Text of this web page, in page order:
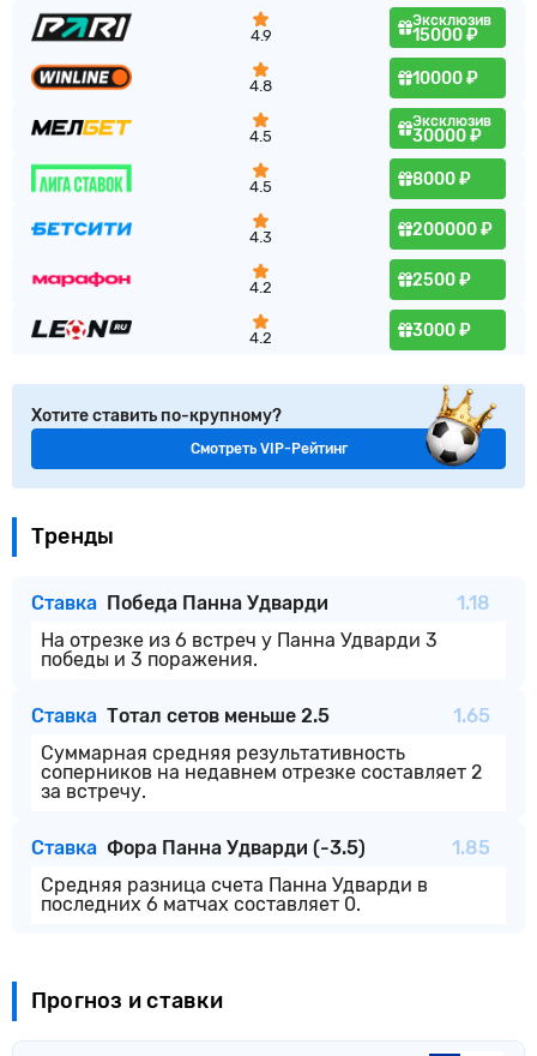
4.9
Эксклюзив
15000 ₽
4.8 10000 ₽
4.5
Эксклюзив
30000 ₽
4.5 8000 ₽
4.3 200000 ₽
4.2 2500 ₽
4.2 3000 ₽
Хотите ставить по-крупному?
Смотреть VIP-Рейтинг
Тренды
Ставка Победа Панна Удварди
1.18
На отрезке из 6 встреч у Панна Удварди 3
победы и 3 поражения.
Ставка Тотал сетов меньше 2.5
1.65
Суммарная средняя результативность
соперников на недавнем отрезке составляет 2
за встречу.
Ставка Фора Панна Удварди (-3.5)
1.85
Средняя разница счета Панна Удварди в
последних 6 матчах составляет 0.
Прогноз и ставки